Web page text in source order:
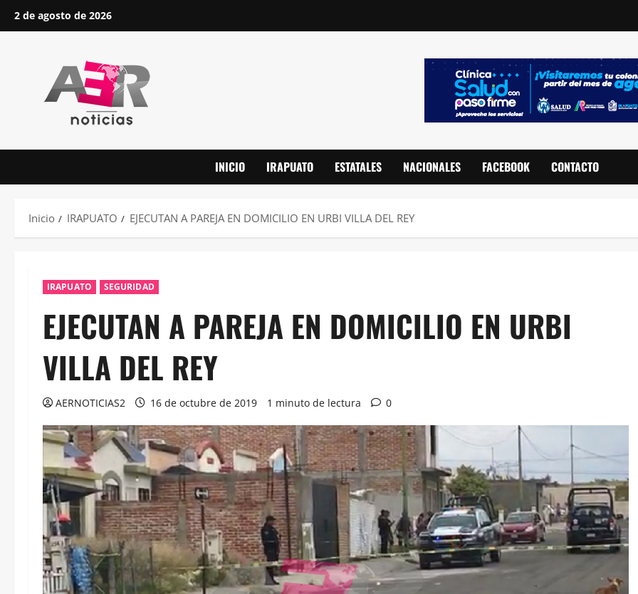
Saltar2 de agosto de 2026
INICIO IRAPUATO ESTATALES NACIONALES FACEBOOK CONTACTO
Inicio IRAPUATO EJECUTAN A PAREJA EN DOMICILIO EN URBI VILLA DEL REY
IRAPUATO SEGURIDAD
EJECUTAN A PAREJA EN DOMICILIO EN URBI
VILLA DEL REY
AERNOTICIAS2 16 de octubre de 2019 1 minuto de lectura 0